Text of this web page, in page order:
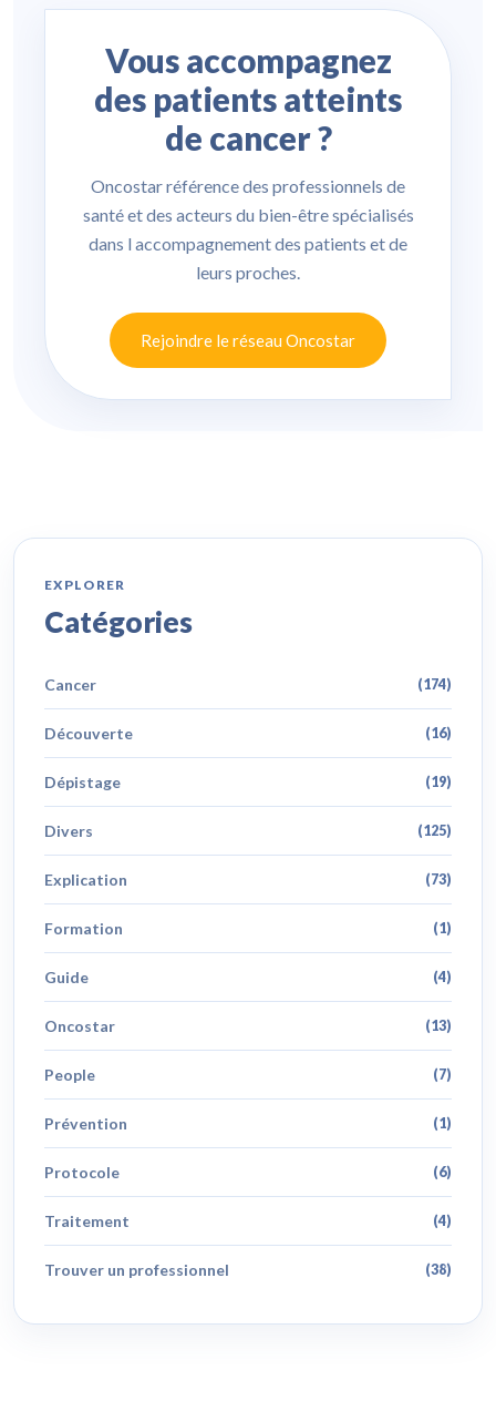
Vous accompagnez
des patients atteints
de cancer ?
Oncostar référence des professionnels de
santé et des acteurs du bien-être spécialisés
dans l accompagnement des patients et de
leurs proches.
Rejoindre le réseau Oncostar
EXPLORER
Catégories
Cancer (174)
Découverte (16)
Dépistage (19)
Divers (125)
Explication (73)
Formation (1)
Guide (4)
Oncostar (13)
People (7)
Prévention (1)
Protocole (6)
Traitement (4)
Trouver un professionnel (38)